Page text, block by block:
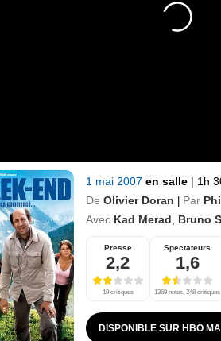
1 mai 2007 en salle | 1h
De Olivier Doran | Par
Avec Kad Merad Bruno
Presse
2,2
19 critiques
Spectateurs
1,6
1369 notes, 248 critiques
DISPONIBLE SUR HBO